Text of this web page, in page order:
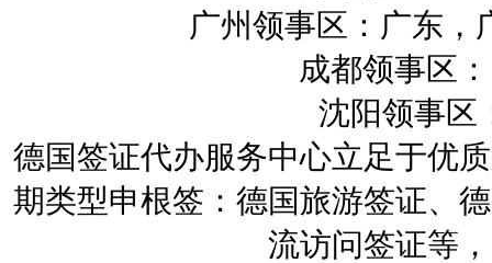
广州领事区：广东，
成都领事区
沈阳领事区
德国签证代办服务中心立足于优
期类型申根签：德国旅游签证、
流访问签证等